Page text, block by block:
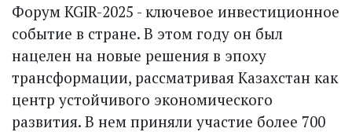
Форум KGIR-2025 - ключевое инвестиционное
событие в стране. В этом году он был
нацелен на новые решения в эпоху
трансформации, рассматривая Казахстан как
центр устойчивого экономического
развития. В нем приняли участие более 700